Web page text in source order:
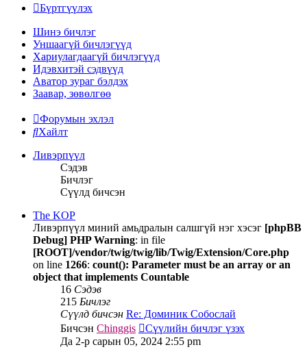
Бүртгүүлэх
Шинэ бичлэг
Уншаагүй бичлэгүүд
Хариулагдаагүй бичлэгүүд
Идэвхитэй сэдвүүд
Аватор зураг бэлдэх
Заавар, зөвөлгөө
Форумын эхлэл
Хайлт
Ливэрпүүл
Сэдэв
Бичлэг
Сүүлд бичсэн
The KOP
Ливэрпүүл миний амьдралын салшгүй нэг хэсэг [phpBB
Debug] PHP Warning: in file
[ROOT]/vendor/twig/twig/lib/Twig/Extension/Core.php
on line 1266: count(): Parameter must be an array or an
object that implements Countable
16 Сэдэв
215 Бичлэг
Сүүлд бичсэн Re: Доминик Собослай
Бичсэн Chinggis
Сүүлийн бичлэг үзэх
Да 2-р сарын 05, 2024 2:55 pm